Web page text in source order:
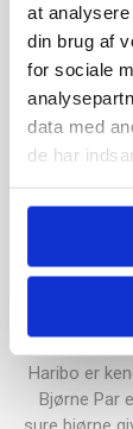
at
din brug af
for sociale
data med
de har
Haribo
farverige
hver
smagspar,
Posen på
filmaftener,
Haribo er
Bjørne Par